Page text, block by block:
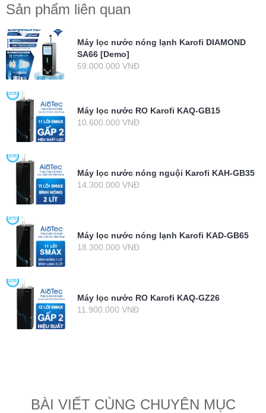
Sản phẩm liên quan
Máy lọc nước nóng lạnh Karofi DIAMOND
SA66 [Demo]
59.000.000 VNĐ
Máy lọc nước RO Karofi KAQ-GB15
10.600.000 VNĐ
Máy lọc nước nóng nguội Karofi KAH-GB35
14.300.000 VNĐ
Máy lọc nước nóng lạnh Karofi KAD-GB65
18.300.000 VNĐ
Máy lọc nước RO Karofi KAQ-GZ26
11.900.000 VNĐ
BÀI VIẾT CÙNG CHUYÊN MỤC